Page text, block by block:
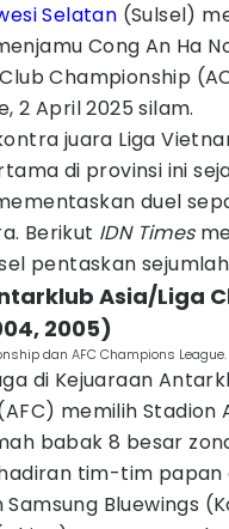
Selatan (Sulsel)
Cong An Ha
Championship
2 April 2025 silam.
juara Liga
di provinsi ini
duel
Berikut IDN Times
pentaskan
Asia/Liga
2005)
dan AFC Champions
di Kejuaraan
memilih
babak 8 besar
tim-tim
Bluewings